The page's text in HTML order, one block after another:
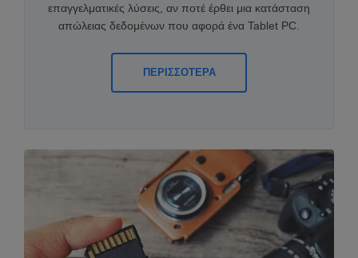
επαγγελματικές λύσεις, αν ποτέ έρθει μια κατάσταση
απώλειας δεδομένων που αφορά ένα Tablet PC.
ΠΕΡΙΣΣΟΤΕΡΑ